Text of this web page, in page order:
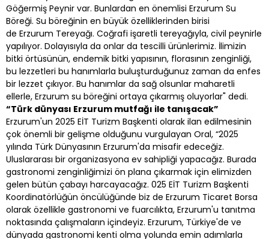
Göğermiş Peynir var. Bunlardan en önemlisi Erzurum Su
Böreği. Su böreğinin en büyük özelliklerinden birisi
de Erzurum Tereyağı. Coğrafi işaretli tereyağıyla, civil peynirle
yapılıyor. Dolayısıyla da onlar da tescilli ürünlerimiz. İlimizin
bitki örtüsünün, endemik bitki yapısının, florasının zenginliği,
bu lezzetleri bu hanımlarla buluşturduğunuz zaman da enfes
bir lezzet çıkıyor. Bu hanımlar da sağ olsunlar maharetli
ellerle, Erzurum su böreğini ortaya çıkarmış oluyorlar" dedi.
“Türk dünyası Erzurum mutfağı ile tanışacak”
Erzurum'un 2025 EİT Turizm Başkenti olarak ilan edilmesinin
çok önemli bir gelişme olduğunu vurgulayan Oral, “2025
yılında Türk Dünyasının Erzurum'da misafir edeceğiz.
Uluslararası bir organizasyona ev sahipliği yapacağız. Burada
gastronomi zenginliğimizi ön plana çıkarmak için elimizden
gelen bütün çabayı harcayacağız. 025 EİT Turizm Başkenti
Koordinatörlüğün öncülüğünde biz de Erzurum Ticaret Borsa
olarak özellikle gastronomi ve fuarcılıkta, Erzurum'u tanıtma
noktasında çalışmaların içindeyiz. Erzurum, Türkiye'de ve
dünyada gastronomi kenti olma yolunda emin adımlarla